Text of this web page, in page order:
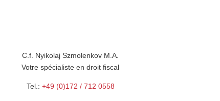
C.f. Nyikolaj Szmolenkov M.A.
Votre spécialiste en droit fiscal
Tel.: +49 (0)172 / 712 0558